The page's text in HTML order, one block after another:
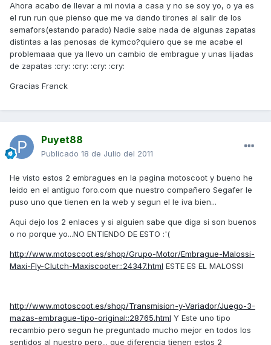
Ahora acabo de llevar a mi novia a casa y no se soy yo, o ya es
el run run que pienso que me va dando tirones al salir de los
semafors(estando parado) Nadie sabe nada de algunas zapatas
distintas a las penosas de kymco?quiero que se me acabe el
problemaaa que ya llevo un cambio de embrague y unas lijadas
de zapatas :cry: :cry: :cry: :cry:
Gracias Franck
Puyet88
Publicado 18 de Julio del 2011
He visto estos 2 embragues en la pagina motoscoot y bueno he
leido en el antiguo foro.com que nuestro compañero Segafer le
puso uno que tienen en la web y segun el le iva bien...
Aqui dejo los 2 enlaces y si alguien sabe que diga si son buenos
o no porque yo...NO ENTIENDO DE ESTO :'(
http://www.motoscoot.es/shop/Grupo-Motor/Embrague-Malossi-
Maxi-Fly-Clutch-Maxiscooter::24347.html ESTE ES EL MALOSSI
http://www.motoscoot.es/shop/Transmision-y-Variador/Juego-3-
mazas-embrague-tipo-original::28765.html Y Este uno tipo
recambio pero segun he preguntado mucho mejor en todos los
sentidos al nuestro pero... que diferencia tienen estos 2